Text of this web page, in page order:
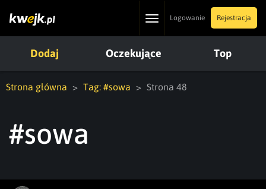
ToggleLogowanie Rejestracja
Dodaj Oczekujące Top
Strona główna Tag: #sowa Strona 48
#sowa